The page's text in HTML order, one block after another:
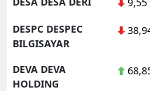
DESPC DESPEC
BILGISAYAR
DEVA DEVA
HOLDING